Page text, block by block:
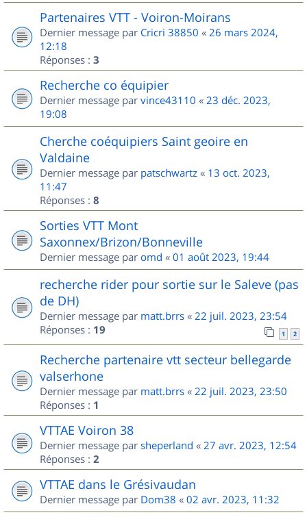
Partenaires VTT - Voiron-Moirans
Dernier message par Cricri 38850 « 26 mars 2024,
12:18
Réponses : 3
Recherche co équipier
Dernier message par vince43110 « 23 déc. 2023,
19:08
Cherche coéquipiers Saint geoire en
Valdaine
Dernier message par patschwartz « 13 oct. 2023,
11:47
Réponses : 8
Sorties VTT Mont
Saxonnex/Brizon/Bonneville
Dernier message par omd « 01 août 2023, 19:44
recherche rider pour sortie sur le Saleve (pas
de DH)
Dernier message par matt.brrs « 22 juil. 2023, 23:54
Réponses : 19 1 2
Recherche partenaire vtt secteur bellegarde
valserhone
Dernier message par matt.brrs « 22 juil. 2023, 23:50
Réponses : 1
VTTAE Voiron 38
Dernier message par sheperland « 27 avr. 2023, 12:54
Réponses : 2
VTTAE dans le Grésivaudan
Dernier message par Dom38 « 02 avr. 2023, 11:32